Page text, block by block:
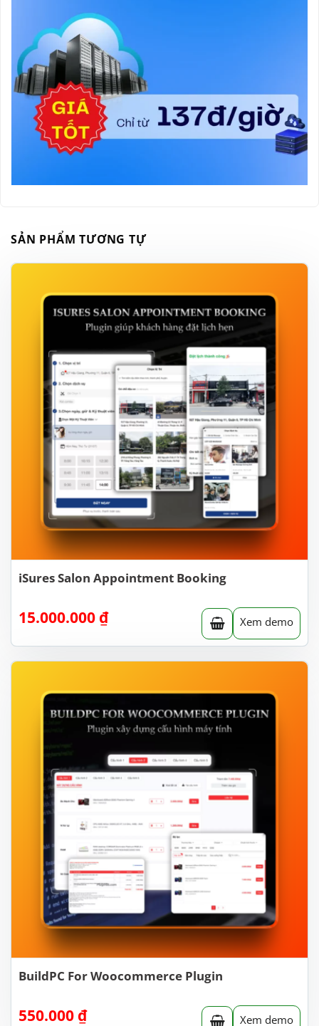
SẢN PHẨM TƯƠNG TỰ
iSures Salon Appointment Booking
15.000.000 ₫ Xem demo
BuildPC For Woocommerce Plugin
550.000 ₫ Xem demo